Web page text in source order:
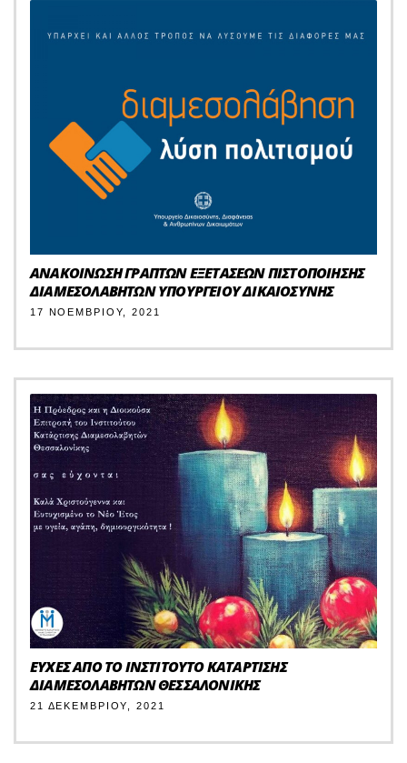
ΑΝΑΚΟΙΝΩΣΗ ΓΡΑΠΤΩΝ ΕΞΕΤΑΣΕΩΝ ΠΙΣΤΟΠΟΙΗΣΗΣ
ΔΙΑΜΕΣΟΛΑΒΗΤΩΝ ΥΠΟΥΡΓΕΙΟΥ ΔΙΚΑΙΟΣΥΝΗΣ
17 ΝΟΕΜΒΡΊΟΥ, 2021
ΕΥΧΕΣ ΑΠΟ ΤΟ ΙΝΣΤΙΤΟΥΤΟ ΚΑΤΑΡΤΙΣΗΣ
ΔΙΑΜΕΣΟΛΑΒΗΤΩΝ ΘΕΣΣΑΛΟΝΙΚΗΣ
21 ΔΕΚΕΜΒΡΊΟΥ, 2021